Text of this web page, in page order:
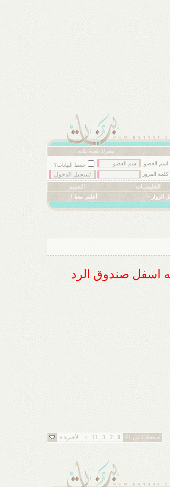
محرك بحث بنات
اسم العضو
حفظ البيانات؟
كلمة المرور
التعليمـــات
التقويم
الزوار ~ أعلني معنا !
اسفل صندوق الرد
صفحة 1 من 41 1
2
3
11
> الأخيرة »